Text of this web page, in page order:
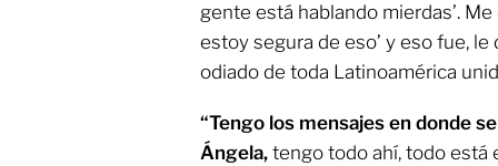
gente está hablando mierdas’. Me
estoy segura de eso’ y eso fue, le
odiado de toda Latinoamérica
“Tengo los mensajes en donde
Ángela, tengo todo ahí, todo está